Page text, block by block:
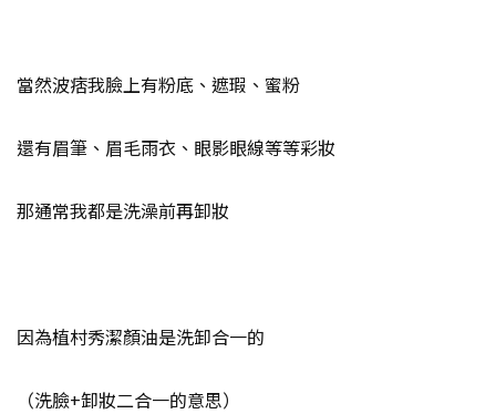
當然波痞我臉上有粉底、遮瑕、蜜粉
還有眉筆、眉毛雨衣、眼影眼線等等彩妝
那通常我都是洗澡前再卸妝
因為植村秀潔顏油是洗卸合一的
（洗臉+卸妝二合一的意思）